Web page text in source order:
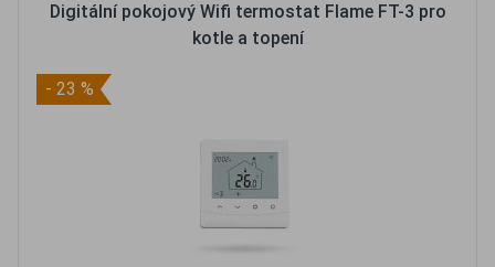
Digitální pokojový Wifi termostat Flame FT-3 pro
kotle a topení
- 23 %